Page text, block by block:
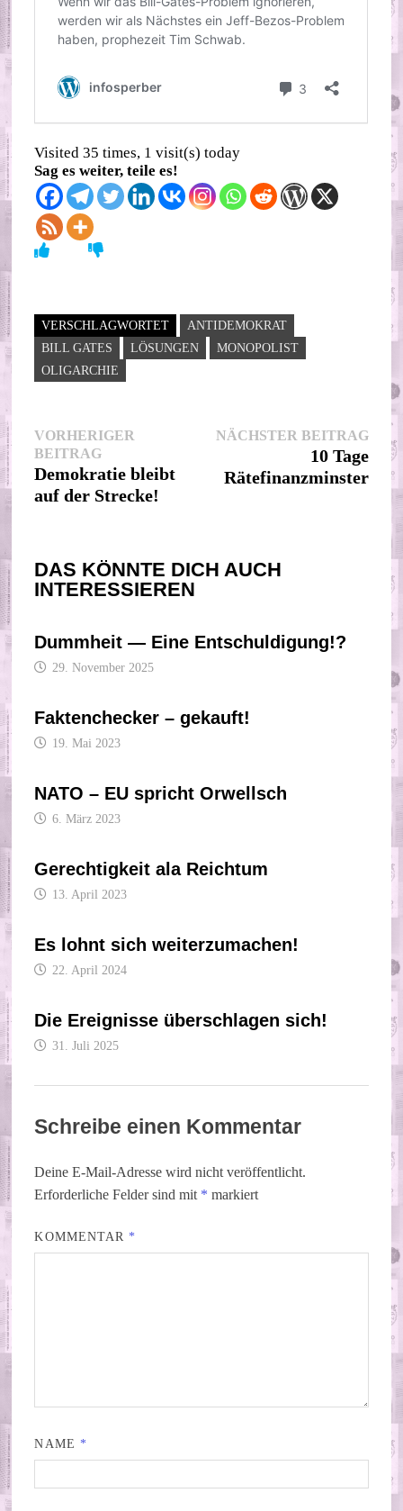
Visited 35 times, 1 visit(s) today
Sag es weiter, teile es!
VERSCHLAGWORTET
ANTIDEMOKRAT
BILL GATES
LÖSUNGEN
MONOPOLIST
OLIGARCHIE
Beitragsnavigation
VORHERIGER
BEITRAGVorheriger
Beitrag:
Demokratie bleibt
auf der Strecke!
NÄCHSTER BEITRAG
10 Tage
Rätefinanzminster
DAS KÖNNTE DICH AUCH
INTERESSIEREN
Dummheit — Eine Entschuldigung!?
29. November 2025
Faktenchecker – gekauft!
19. Mai 2023
NATO – EU spricht Orwellsch
6. März 2023
Gerechtigkeit ala Reichtum
13. April 2023
Es lohnt sich weiterzumachen!
22. April 2024
Die Ereignisse überschlagen sich!
31. Juli 2025
Schreibe einen Kommentar
Deine E-Mail-Adresse wird nicht veröffentlicht.
Erforderliche Felder sind mit * markiert
KOMMENTAR *
NAME *